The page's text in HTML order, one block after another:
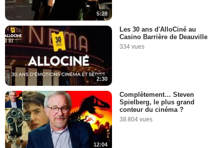
5:28
2:30
Les 30 ans d'AlloCiné au
Casino Barrière de Deauville
334 vues
12:04
Complètement… Steven
Spielberg, le plus grand
conteur du cinéma ?
38 804 vues